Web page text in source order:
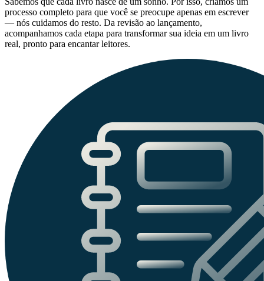
processo completo para que você se preocupe apenas em escrever
— nós cuidamos do resto. Da revisão ao lançamento,
acompanhamos cada etapa para transformar sua ideia em um livro
real, pronto para encantar leitores.